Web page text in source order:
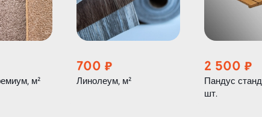
м²
700
Линолеум, м²
2 500
Пандус
шт.